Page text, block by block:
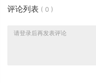
评论列表 ( 0 )